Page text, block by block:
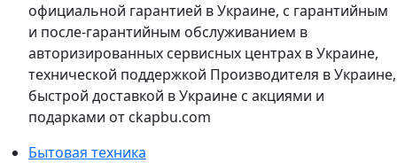
официальной гарантией в Украине, с гарантийным
и после-гарантийным обслуживанием в
авторизированных сервисных центрах в Украине,
технической поддержкой Производителя в Украине,
быстрой доставкой в Украине с акциями и
подарками от ckapbu.com
Бытовая техника